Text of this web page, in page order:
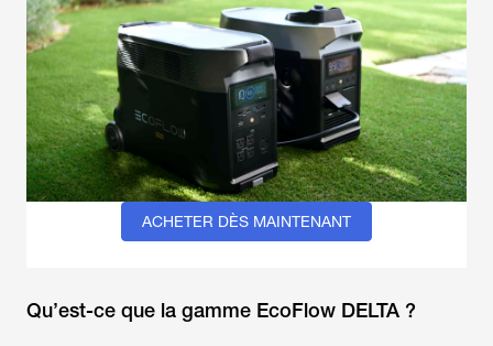
ACHETER DÈS MAINTENANT
Qu’est-ce que la gamme EcoFlow DELTA ?